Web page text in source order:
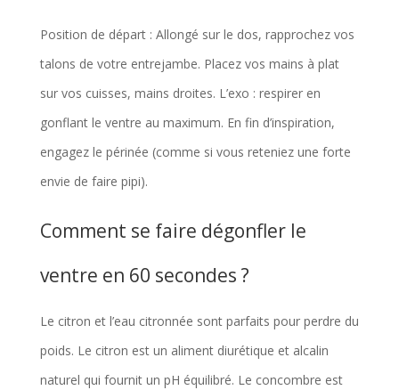
Position de départ : Allongé sur le dos, rapprochez vos
talons de votre entrejambe. Placez vos mains à plat
sur vos cuisses, mains droites. L’exo : respirer en
gonflant le ventre au maximum. En fin d’inspiration,
engagez le périnée (comme si vous reteniez une forte
envie de faire pipi).
Comment se faire dégonfler le
ventre en 60 secondes ?
Le citron et l’eau citronnée sont parfaits pour perdre du
poids. Le citron est un aliment diurétique et alcalin
naturel qui fournit un pH équilibré. Le concombre est